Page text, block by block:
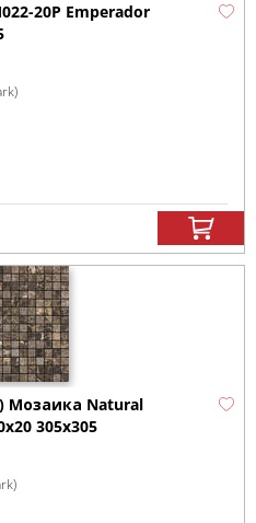
20P Emperador
Мозаика Natural
305х305